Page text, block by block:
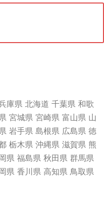
庫県 北海道 千葉県 和歌
宮城県 宮崎県 富山県 山
岩手県 島根県 広島県 徳
栃木県 沖縄県 滋賀県 熊
県 福島県 秋田県 群馬県
県 香川県 高知県 鳥取県